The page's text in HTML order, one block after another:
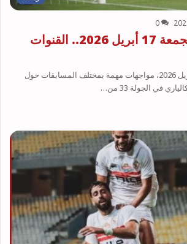
0
مباريات اليوم الجمعة 17 أبريل 2026.. القنوات
تقام اليوم الجمعة 17 أبريل 2026، مواجهات مهمة بمختلف المسابقات حول
في الجولة 33 من…